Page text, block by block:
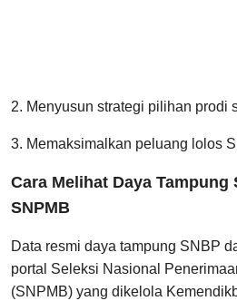
2. Menyusun strategi pilihan prodi
3. Memaksimalkan peluang lolos
Cara Melihat Daya Tampung
SNPMB
Data resmi daya tampung SNBP
portal Seleksi Nasional
(SNPMB) yang dikelola